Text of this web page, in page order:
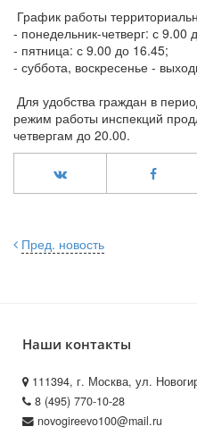
График работы
- понедельник-четверг: с 9.00
- пятница: с 9.00 до 16.45;
- суббота, воскресенье -
Для удобства граждан в
режим работы инспекций
четвергам до 20.00.
Пред. новость
Наши контакты
111394, г. Москва, ул.
8 (495) 770-10-28
novogireevo100@mail.ru